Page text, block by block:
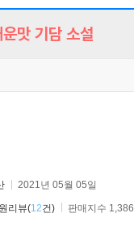
RBTI Lab
운맛 기담 소설
2021년 05월 05일
리뷰(12건) 판매지수 1,386